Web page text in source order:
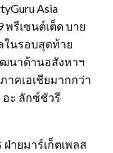
Asia
พรีเซนต์เต็ด บาย
ในรอบสุดท้าย
ฒนาด้านอสังหาฯ
าคเอเชียมากกว่า
อะ ลักซ์ชัวรี
ฝ่ายมาร์เก็ตเพลส